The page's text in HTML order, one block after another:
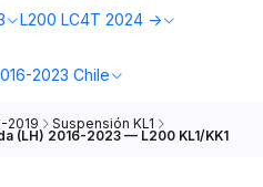
L200 LC4T 2024 ->
2023 Chile
2019 Suspensión KL1
(LH) 2016-2023 — L200 KL1/KK1